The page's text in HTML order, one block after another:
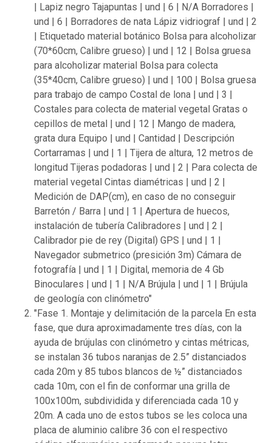
| Lapiz negro Tajapuntas | und | 6 | N/A Borradores |
und | 6 | Borradores de nata Lápiz vidriograf | und | 2
| Etiquetado material botánico Bolsa para alcoholizar
(70*60cm, Calibre grueso) | und | 12 | Bolsa gruesa
para alcoholizar material Bolsa para colecta
(35*40cm, Calibre grueso) | und | 100 | Bolsa gruesa
para trabajo de campo Costal de lona | und | 3 |
Costales para colecta de material vegetal Gratas o
cepillos de metal | und | 12 | Mango de madera,
grata dura Equipo | und | Cantidad | Descripción
Cortarramas | und | 1 | Tijera de altura, 12 metros de
longitud Tijeras podadoras | und | 2 | Para colecta de
material vegetal Cintas diamétricas | und | 2 |
Medición de DAP(cm), en caso de no conseguir
Barretón / Barra | und | 1 | Apertura de huecos,
instalación de tubería Calibradores | und | 2 |
Calibrador pie de rey (Digital) GPS | und | 1 |
Navegador submetrico (presición 3m) Cámara de
fotografía | und | 1 | Digital, memoria de 4 Gb
Binoculares | und | 1 | N/A Brújula | und | 1 | Brújula
de geología con clinómetro"
"Fase 1. Montaje y delimitación de la parcela En esta
fase, que dura aproximadamente tres días, con la
ayuda de brújulas con clinómetro y cintas métricas,
se instalan 36 tubos naranjas de 2.5” distanciados
cada 20m y 85 tubos blancos de ½” distanciados
cada 10m, con el fin de conformar una grilla de
100x100m, subdividida y diferenciada cada 10 y
20m. A cada uno de estos tubos se les coloca una
placa de aluminio calibre 36 con el respectivo